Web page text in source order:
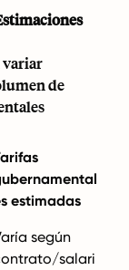
variar
de
estimadas
según
salari